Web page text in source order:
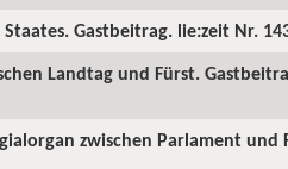
Gastbeitrag. lie:zeit Nr.
Landtag und Fürst.
zwischen Parlament und